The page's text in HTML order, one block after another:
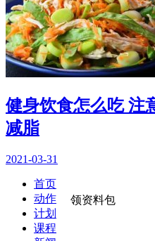
健身饮食怎么吃 注
减脂
2021-03-31
领资料包
首页
动作
计划
课程